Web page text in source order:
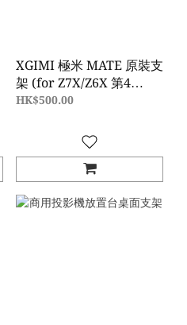
XGIMI 極米 MATE 原裝支
架 (for Z7X/Z6X 第4
代/ELFIN Projector
For Home Theatre)
HK$500.00